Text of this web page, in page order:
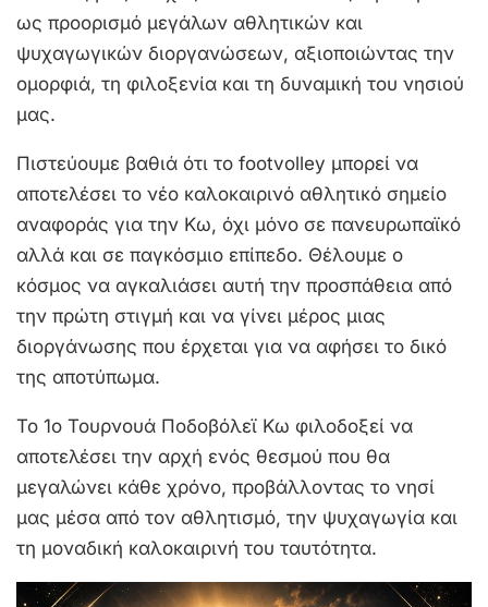
ως προορισμό μεγάλων αθλητικών και
ψυχαγωγικών διοργανώσεων, αξιοποιώντας την
ομορφιά, τη φιλοξενία και τη δυναμική του νησιού
μας.
Πιστεύουμε βαθιά ότι το footvolley μπορεί να
αποτελέσει το νέο καλοκαιρινό αθλητικό σημείο
αναφοράς για την Κω, όχι μόνο σε πανευρωπαϊκό
αλλά και σε παγκόσμιο επίπεδο. Θέλουμε ο
κόσμος να αγκαλιάσει αυτή την προσπάθεια από
την πρώτη στιγμή και να γίνει μέρος μιας
διοργάνωσης που έρχεται για να αφήσει το δικό
της αποτύπωμα.
Το 1ο Τουρνουά Ποδοβόλεϊ Κω φιλοδοξεί να
αποτελέσει την αρχή ενός θεσμού που θα
μεγαλώνει κάθε χρόνο, προβάλλοντας το νησί
μας μέσα από τον αθλητισμό, την ψυχαγωγία και
τη μοναδική καλοκαιρινή του ταυτότητα.